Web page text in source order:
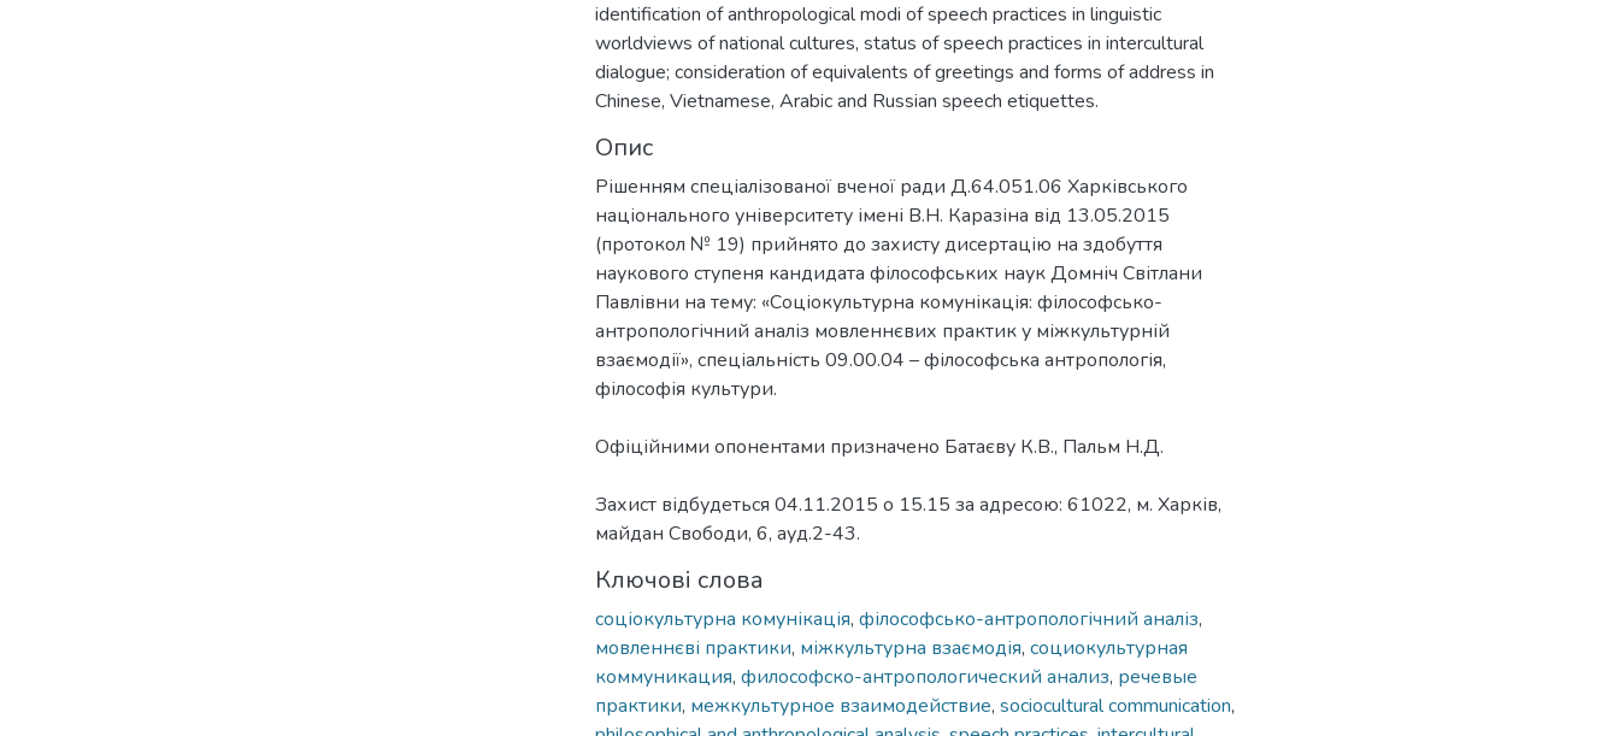
identification of anthropological modi of speech practices in linguistic
worldviews of national cultures, status of speech practices in intercultural
dialogue; consideration of equivalents of greetings and forms of address in
Chinese, Vietnamese, Arabic and Russian speech etiquettes.
Опис
Рішенням спеціалізованої вченої ради Д.64.051.06 Харківського
національного університету імені В.Н. Каразіна від 13.05.2015
(протокол № 19) прийнято до захисту дисертацію на здобуття
наукового ступеня кандидата філософських наук Домніч Світлани
Павлівни на тему: «Соціокультурна комунікація: філософсько-
антропологічний аналіз мовленнєвих практик у міжкультурній
взаємодії», спеціальність 09.00.04 – філософська антропологія,
філософія культури.
Офіційними опонентами призначено Батаєву К.В., Пальм Н.Д.
Захист відбудеться 04.11.2015 о 15.15 за адресою: 61022, м. Харків,
майдан Свободи, 6, ауд.2-43.
Ключові слова
соціокультурна комунікація, філософсько-антропологічний аналіз,
мовленнєві практики, міжкультурна взаємодія, социокультурная
коммуникация, философско-антропологический анализ, речевые
практики, межкультурное взаимодействие, sociocultural communication,